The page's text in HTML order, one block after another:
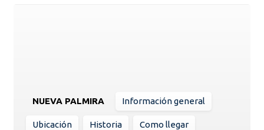
NUEVA PALMIRA Información general
Ubicación Historia Como llegar